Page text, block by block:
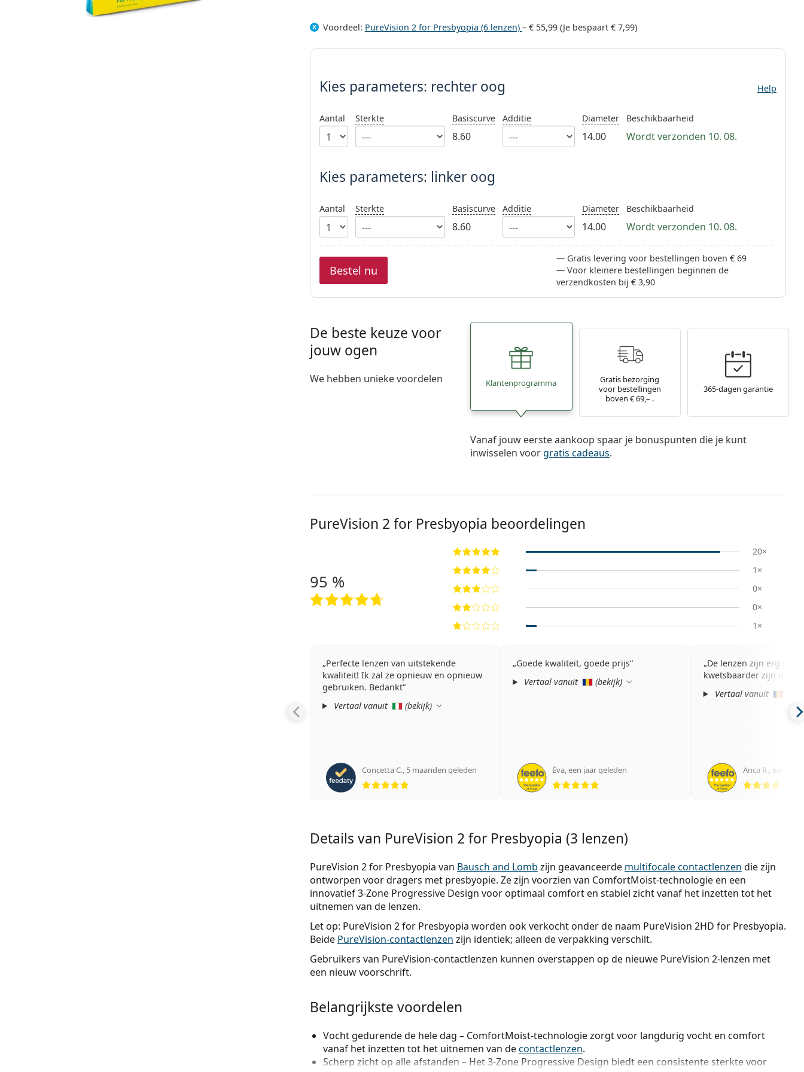
Voordeel: PureVision 2 for Presbyopia (6 lenzen) – € 55,99(Je bespaart € 7,99)
Kies parameters:
Kies parameters: rechter oog Help
Aantal Sterkte Basiscurve
8.60
Additie Diameter
14.00
Beschikbaarheid
Wordt verzonden 10. 08.
Kies parameters: linker oog
Aantal Sterkte Basiscurve
8.60
Additie Diameter
14.00
Beschikbaarheid
Wordt verzonden 10. 08.
Bestel nu
Gratis levering voor bestellingen boven € 69
Voor kleinere bestellingen beginnen de
verzendkosten bij € 3,90
De beste keuze voor
jouw ogen
We hebben unieke voordelen Klantenprogramma
Gratis bezorging
voor bestellingen
boven € 69,– .
365-dagen garantie
Vanaf jouw eerste aankoop spaar je bonuspunten die je kunt
inwisselen voorgratis cadeaus.
PureVision 2 for Presbyopia beoordelingen
95 %
20×
1×
0×
0×
1×
Perfecte lenzen van uitstekende
kwaliteit! Ik zal ze opnieuw en opnieuw
gebruiken. Bedankt
Vertaal vanuit
(bekijk)
Concetta C., 5 maanden geleden
Beoordeling 5 van 5
Goede kwaliteit, goede prijs
Vertaal vanuit
(bekijk)
Éva,een jaar geleden
Beoordeling 5 van 5
De lenzen zijn erg
kwetsbaarder zijn dan
Vertaal vanuit
Anca R., een jaar
Details van PureVision 2 for Presbyopia (3 lenzen)
PureVision 2 for Presbyopia van Bausch and Lomb zijn geavanceerde multifocale contactlenzen die zijn
ontworpen voor dragers met presbyopie. Ze zijn voorzien van ComfortMoist-technologie en een
innovatief 3-Zone Progressive Design voor optimaal comfort en stabiel zicht vanaf het inzetten tot het
uitnemen van de lenzen.
Let op: PureVision 2 for Presbyopia worden ook verkocht onder de naam PureVision 2HD for Presbyopia.
Beide PureVision-contactlenzen zijn identiek; alleen de verpakking verschilt.
Gebruikers van PureVision-contactlenzen kunnen overstappen op de nieuwe PureVision 2-lenzen met
een nieuw voorschrift.
Belangrijkste voordelen
Vocht gedurende de hele dag – ComfortMoist-technologie zorgt voor langdurig vocht en comfort
vanaf het inzetten tot het uitnemen van decontactlenzen.
Scherp zicht op alle afstanden – Het 3-Zone Progressive Design biedt een consistente sterkte voor